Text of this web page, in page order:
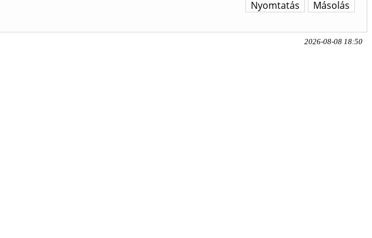
Másolás
Nyomtatás
2026-08-08 18:50